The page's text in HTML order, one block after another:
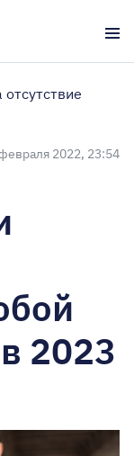
2022, 23:54
2023